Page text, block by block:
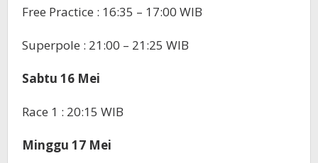
Free Practice : 16:35 – 17:00 WIB
Superpole : 21:00 – 21:25 WIB
Sabtu 16 Mei
Race 1 : 20:15 WIB
Minggu 17 Mei